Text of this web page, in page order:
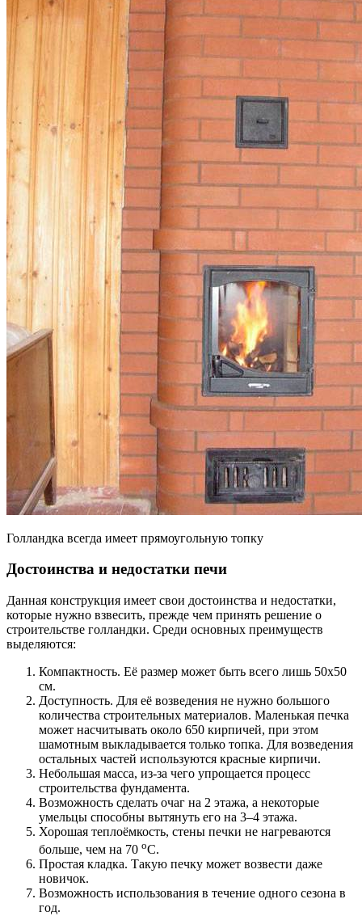
Голландка всегда имеет прямоугольную топку
Достоинства и недостатки печи
Данная конструкция имеет свои достоинства и недостатки,
которые нужно взвесить, прежде чем принять решение о
строительстве голландки. Среди основных преимуществ
выделяются:
Компактность. Её размер может быть всего лишь 50х50
см.
Доступность. Для её возведения не нужно большого
количества строительных материалов. Маленькая печка
может насчитывать около 650 кирпичей, при этом
шамотным выкладывается только топка. Для возведения
остальных частей используются красные кирпичи.
Небольшая масса, из-за чего упрощается процесс
строительства фундамента.
Возможность сделать очаг на 2 этажа, а некоторые
умельцы способны вытянуть его на 3–4 этажа.
Хорошая теплоёмкость, стены печки не нагреваются
больше, чем на 70 оС.
Простая кладка. Такую печку может возвести даже
новичок.
Возможность использования в течение одного сезона в
год.